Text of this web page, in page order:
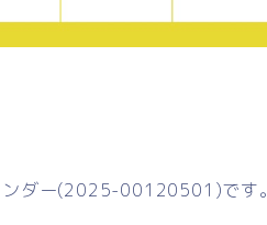
ダー(2025-00120501)です。